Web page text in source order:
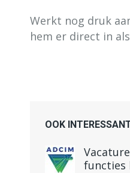
Werkt nog druk
hem er direct in
OOK
functies